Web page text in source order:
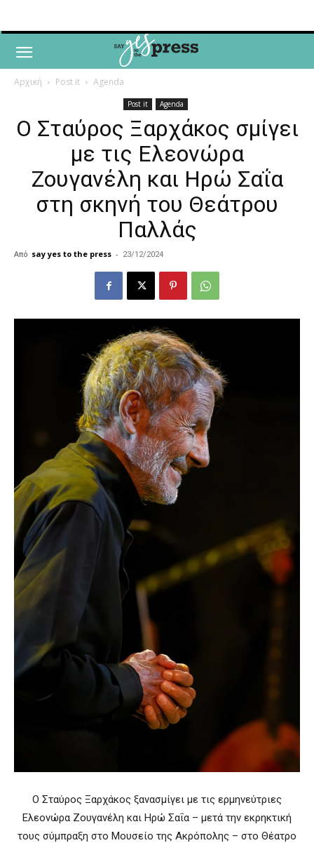
Αρχική Post it Agenda
Post it Agenda
Ο Σταύρος Ξαρχάκος σμίγει
με τις Ελεονώρα
Ζουγανέλη και Ηρώ Σαΐα
στη σκηνή του Θεάτρου
Παλλάς
Από say yes to the press - 23/12/2024
Ο Σταύρος Ξαρχάκος ξανασμίγει με τις ερμηνεύτριες
Ελεονώρα Ζουγανέλη και Ηρώ Σαΐα – μετά την εκρηκτική
τους σύμπραξη στο Μουσείο της Ακρόπολης – στο Θέατρο